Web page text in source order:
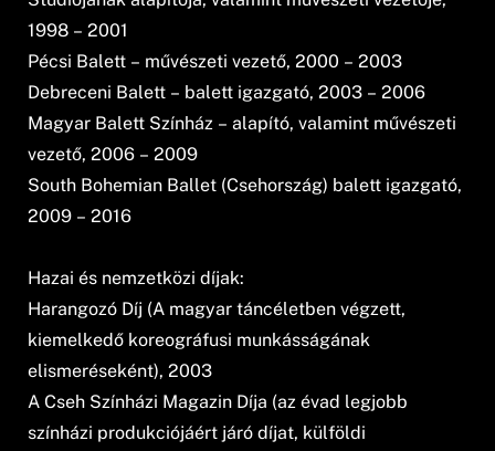
1998 – 2001
Pécsi Balett – művészeti vezető, 2000 – 2003
Debreceni Balett – balett igazgató, 2003 – 2006
Magyar Balett Színház – alapító, valamint művészeti
vezető, 2006 – 2009
South Bohemian Ballet (Csehország) balett igazgató,
2009 – 2016
Hazai és nemzetközi díjak:
Harangozó Díj (A magyar táncéletben végzett,
kiemelkedő koreográfusi munkásságának
elismeréseként), 2003
A Cseh Színházi Magazin Díja (az évad legjobb
színházi produkciójáért járó díjat, külföldi